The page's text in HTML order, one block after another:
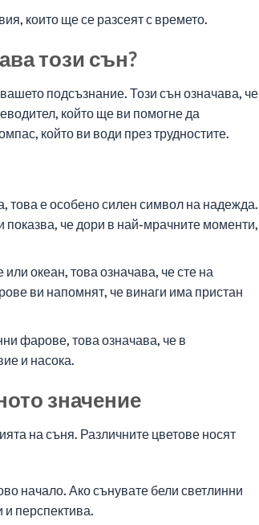
които ще се разсеят с времето.
този сън?
подсъзнание. Този сън означава, че
който ще ви помогне да
който ви води през трудностите.
е особено силен символ на надежда.
че дори в най-мрачните моменти,
океан, това означава, че сте на
ви напомнят, че винаги има пристан
фарове, това означава, че в
и насока.
значение
на съня. Различните цветове носят
начало. Ако сънувате бели светлинни
и перспектива.